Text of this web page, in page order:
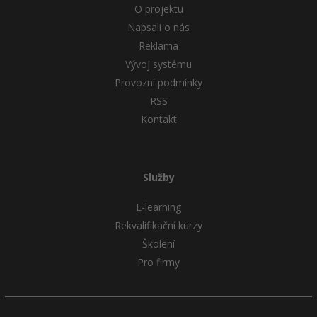
Kybernetická bezpečnost
O projektu
Napsali o nás
Reklama
Vývoj systému
Provozní podmínky
RSS
Kontakt
Služby
E-learning
Rekvalifikační kurzy
Školení
Pro firmy